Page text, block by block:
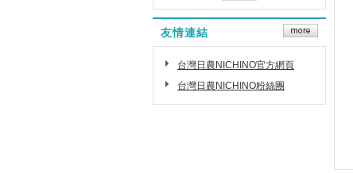
友情連結
台灣日農NICHINO官方網頁
台灣日農NICHINO粉絲團